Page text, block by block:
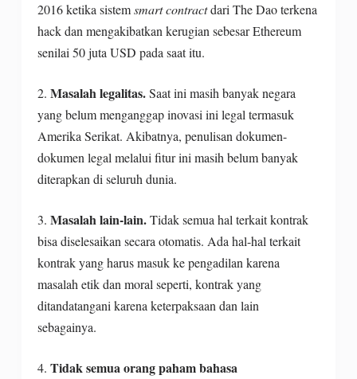
2016 ketika sistemsmart contractdari The Dao terkena
hack dan mengakibatkan kerugian sebesar Ethereum
senilai 50 juta USD pada saat itu.
2. Masalah legalitas.Saat ini masih banyak negara
yang belum menganggap inovasi ini legal termasuk
Amerika Serikat. Akibatnya, penulisan dokumen-
dokumen legal melalui fitur ini masih belum banyak
diterapkan di seluruh dunia.
3. Masalah lain-lain.Tidak semua hal terkait kontrak
bisa diselesaikan secara otomatis. Ada hal-hal terkait
kontrak yang harus masuk ke pengadilan karena
masalah etik dan moral seperti, kontrak yang
ditandatangani karena keterpaksaan dan lain
sebagainya.
4. Tidak semua orang paham bahasa